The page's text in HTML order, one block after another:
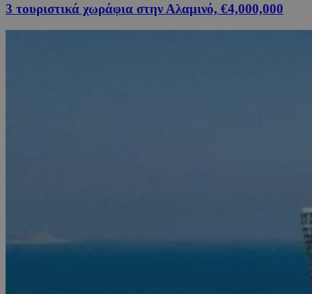
3 τουριστικά χωράφια στην Αλαμινό, €4,000,000